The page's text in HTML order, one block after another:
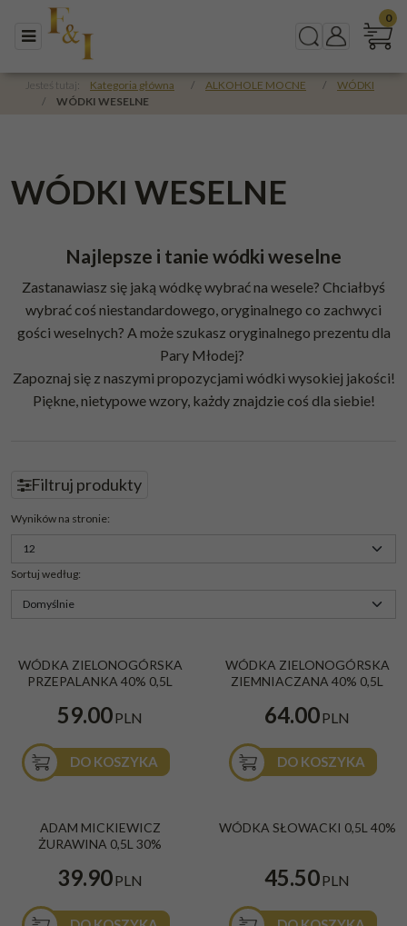
Menu SzukajPanel
0
Jesteś tutaj: Kategoria główna / ALKOHOLE MOCNE /
WÓDKI
/
WÓDKI WESELNE
WÓDKI WESELNE
Najlepsze i tanie wódki weselne
Zastanawiasz się jaką wódkę wybrać na wesele? Chciałbyś
wybrać coś niestandardowego, oryginalnego co zachwyci
gości weselnych? A może szukasz oryginalnego prezentu dla
Pary Młodej?
Zapoznaj się z naszymi propozycjami wódki wysokiej jakości!
Piękne, nietypowe wzory, każdy znajdzie coś dla siebie!
Panel
Filtruj produkty
Wyników na stronie:
Sortuj według:
PRZEPALANKA 40% 0,5L
WÓDKA ZIELONOGÓRSKA
PRZEPALANKA 40% 0,5L
59.00PLN
DO KOSZYKA
ZIEMNIACZANA 40% 0,5L
WÓDKA ZIELONOGÓRSKA
ZIEMNIACZANA 40% 0,5L
64.00PLN
DO KOSZYKA
0,5l 30%ADAM MICKIEWICZ
ŻURAWINA 0,5L 30%
39.90PLN
WÓDKA SŁOWACKI 0,5L 40%
45.50PLN